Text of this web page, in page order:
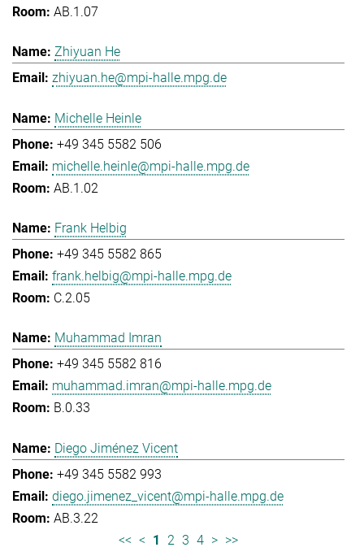
AB.1.07
Zhiyuan He
zhiyuan.he@mpi-halle.mpg.de
Michelle Heinle
+49 345 5582 506
michelle.heinle@mpi-halle.mpg.de
AB.1.02
Frank Helbig
+49 345 5582 865
frank.helbig@mpi-halle.mpg.de
C.2.05
Muhammad Imran
+49 345 5582 816
muhammad.imran@mpi-halle.mpg.de
B.0.33
Diego Jiménez Vicent
+49 345 5582 993
diego.jimenez_vicent@mpi-halle.mpg.de
AB.3.22
<< < 1 2 3 4 > >>